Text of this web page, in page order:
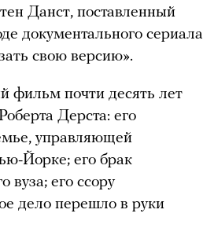
Данст, поставленный
документального сериала
свою версию».
фильм почти десять лет
Дерста: его
управляющей
Йорке; его брак
вуза; его ссору
дело перешло в руки